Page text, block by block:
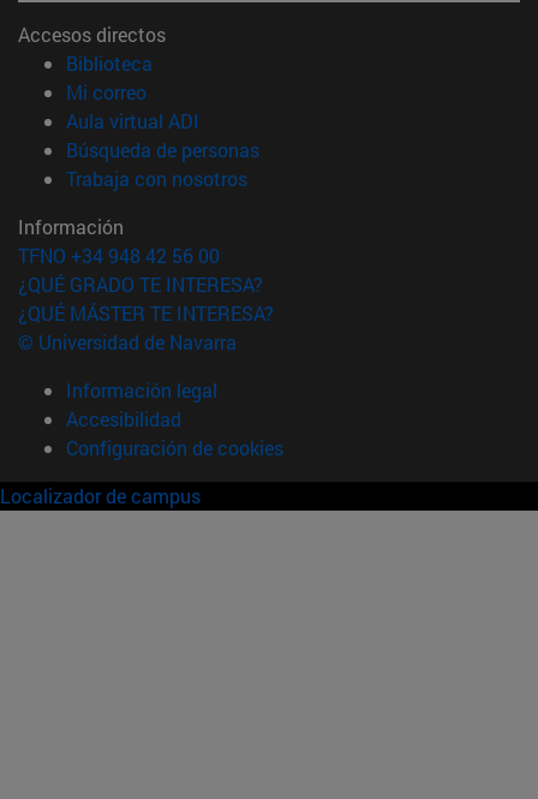
Accesos directos
Biblioteca
Mi correo(abre en nueva ventana)
Aula virtual ADI
Búsqueda de personas(abre en nueva ventana)
Trabaja con nosotros(abre en nueva ventana)
Información
TFNO +34 948 42 56 00
¿QUÉ GRADO TE INTERESA?
¿QUÉ MÁSTER TE INTERESA?
© Universidad de Navarra
Información legal
Accesibilidad
Configuración de cookies
Localizador de campus